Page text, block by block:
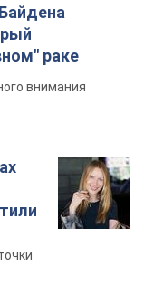
раке
внимания